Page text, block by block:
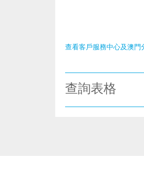
查看客戶服務中心及澳門
查詢表格